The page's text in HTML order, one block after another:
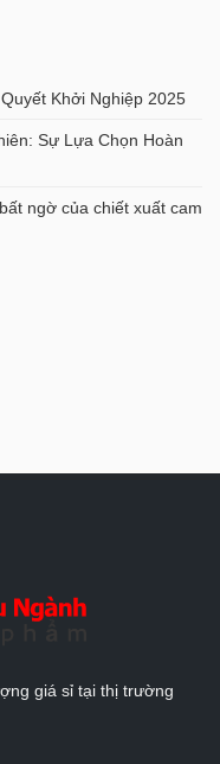
Khởi Nghiệp 2025
Sự Lựa Chọn Hoàn
ngờ của chiết xuất cam
giá sỉ tại thị trường